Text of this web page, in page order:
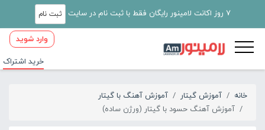
7 روز اکانت لامینور رایگان فقط با ثبت نام در سایت ثبت نام
وارد شوید
خرید اشتراک
خانه آموزش گیتار
آموزش آهنگ با گیتار
آموزش آهنگ حسود با گیتار (ورژن ساده)